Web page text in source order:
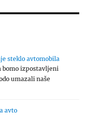
steklo avtomobila
bomo izpostavljeni
umazali naše
avto